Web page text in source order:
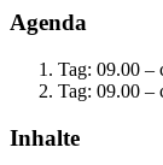
Agenda
Tag: 09.00 –
Tag: 09.00 –
Inhalte